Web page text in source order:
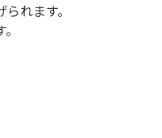
れます。